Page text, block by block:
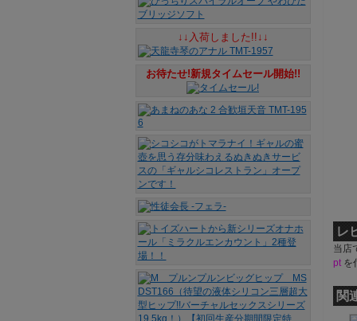
レ
当店
ptを
関
↓↓入荷しました!!↓↓
お待たせ!新規タイムセール開始!!